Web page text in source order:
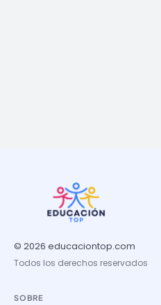
© 2026 educaciontop.com
Todos los derechos reservados
SOBRE